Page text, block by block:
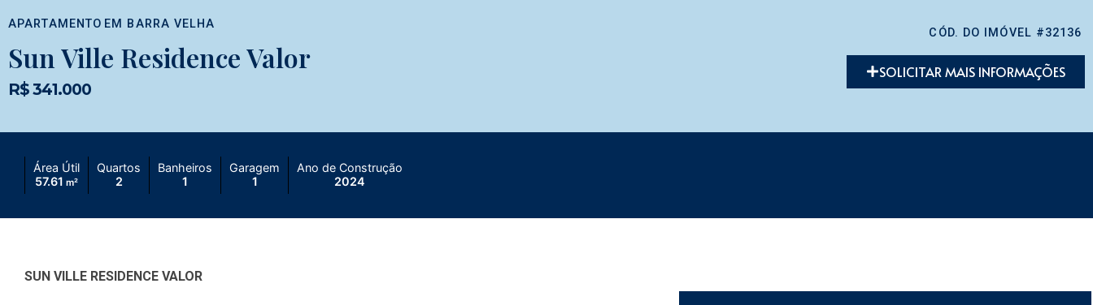
APARTAMENTO EM BARRA VELHA
Sun Ville Residence Valor
R$ 341.000
CÓD. DO IMÓVEL #32136
SOLICITAR MAIS INFORMAÇÕES
Área Útil
57.61 m²
Quartos
2
Banheiros
1
Garagem
1
Ano de Construção
2024
SUN VILLE RESIDENCE VALOR